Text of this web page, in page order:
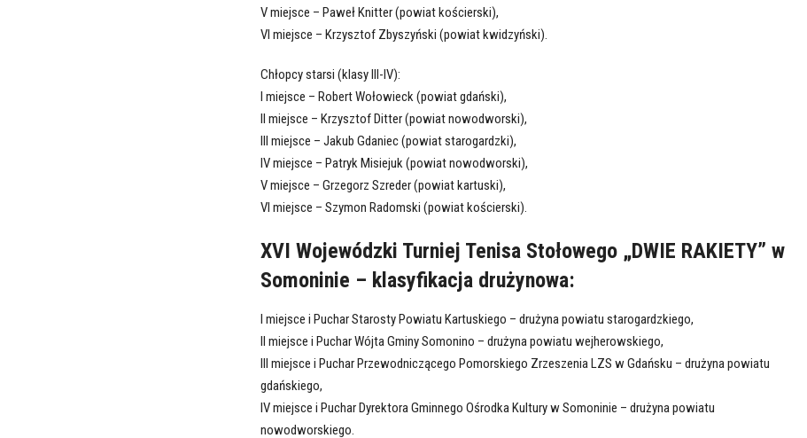
V miejsce – Paweł Knitter (powiat kościerski),
VI miejsce – Krzysztof Zbyszyński (powiat kwidzyński).
Chłopcy starsi (klasy III-IV):
I miejsce – Robert Wołowieck (powiat gdański),
II miejsce – Krzysztof Ditter (powiat nowodworski),
III miejsce – Jakub Gdaniec (powiat starogardzki),
IV miejsce – Patryk Misiejuk (powiat nowodworski),
V miejsce – Grzegorz Szreder (powiat kartuski),
VI miejsce – Szymon Radomski (powiat kościerski).
XVI Wojewódzki Turniej Tenisa Stołowego „DWIE RAKIETY” w
Somoninie – klasyfikacja drużynowa:
I miejsce i Puchar Starosty Powiatu Kartuskiego – drużyna powiatu starogardzkiego,
II miejsce i Puchar Wójta Gminy Somonino – drużyna powiatu wejherowskiego,
III miejsce i Puchar Przewodniczącego Pomorskiego Zrzeszenia LZS w Gdańsku – drużyna powiatu
gdańskiego,
IV miejsce i Puchar Dyrektora Gminnego Ośrodka Kultury w Somoninie – drużyna powiatu
nowodworskiego.